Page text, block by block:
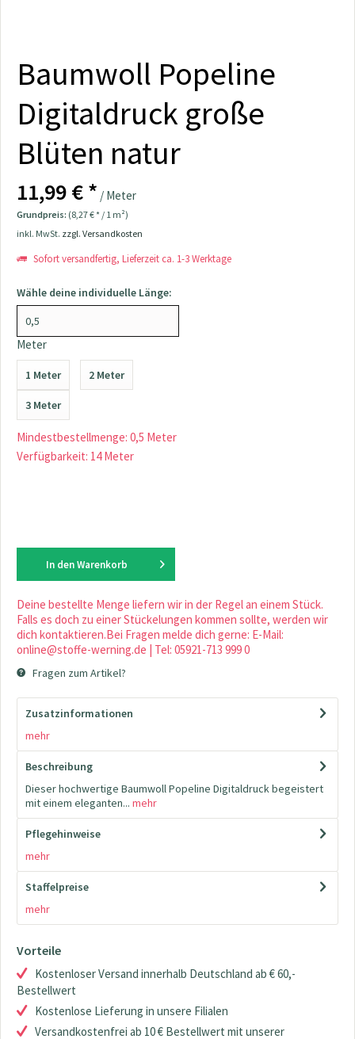
Baumwoll Popeline
Digitaldruck große
Blüten natur
11,99 € * / Meter
Grundpreis: (8,27 € * / 1 m²)
inkl. MwSt. zzgl. Versandkosten
Sofort versandfertig, Lieferzeit ca. 1-3 Werktage
Wähle deine individuelle Länge:
Meter
1 Meter 2 Meter
3 Meter
Mindestbestellmenge: 0,5 Meter
Verfügbarkeit: 14 Meter
In den Warenkorb
Deine bestellte Menge liefern wir in der Regel an einem Stück.
Falls es doch zu einer Stückelungen kommen sollte, werden wir
dich kontaktieren.Bei Fragen melde dich gerne: E-Mail:
online@stoffe-werning.de | Tel: 05921-713 999 0
Fragen zum Artikel?
Zusatzinformationen
mehr
Beschreibung
Dieser hochwertige Baumwoll Popeline Digitaldruck begeistert
mit einem eleganten... mehr
Pflegehinweise
mehr
Staffelpreise
mehr
Vorteile
Kostenloser Versand innerhalb Deutschland ab € 60,-
Bestellwert
Kostenlose Lieferung in unsere Filialen
Versandkostenfrei ab 10 € Bestellwert mit unserer